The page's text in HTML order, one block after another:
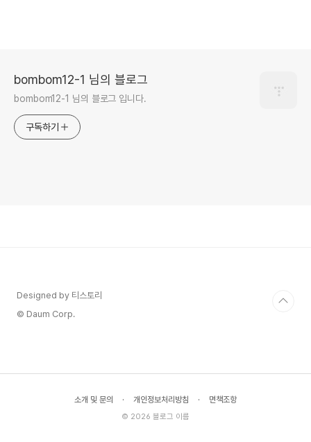
bombom12-1 님의 블로그
bombom12-1 님의 블로그 입니다.
구독하기
Designed by 티스토리
© Daum Corp.
소개 및 문의 · 개인정보처리방침 · 면책조항
© 2026 블로그 이름